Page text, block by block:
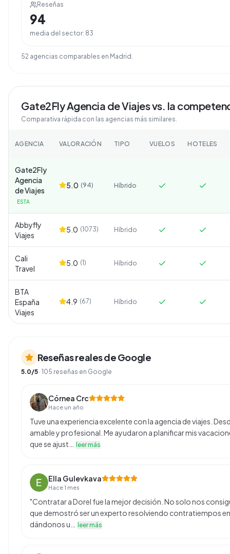
Reseñas
94
media del sector: 83
52 agencias comparables en Madrid .
Gate2Fly Agencia de Viajesvs. la
Comparativa rápida con las agencias más similares.
AGENCIA VALORACIÓN TIPO VUELOS HOTELES
Gate2Fly
Agencia
de Viajes
ESTA
5.0 (94) Híbrido
Abbyfly
Viajes
5.0 (1073) Híbrido
Cali
Travel
5.0 (1) Híbrido
BTA
España
Viajes
4.9 (67) Híbrido
Reseñas reales de Google
5.0/5 · 105 reseñas en Google
Córnea Crc
Hace un año
Tuve una experiencia excelente con la agencia de viajes.
amable y profesional. Me ayudaron a planificar mis
que se ajust…
leer más
Ella Gulevkava
Hace 1 mes
"Contratar a Dorel fue la mejor decisión. No solo nos
que demostró ser un experto resolviendo contratiempos
dándonos u…
leer más